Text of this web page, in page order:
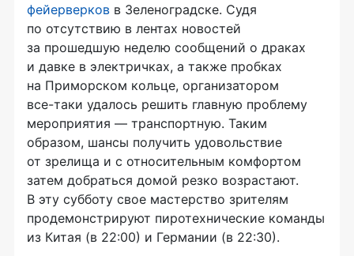
фейерверков в Зеленоградске. Судя
по отсутствию в лентах новостей
за прошедшую неделю сообщений о драках
и давке в электричках, а также пробках
на Приморском кольце, организатором
все-таки удалось решить главную проблему
мероприятия — транспортную. Таким
образом, шансы получить удовольствие
от зрелища и с относительным комфортом
затем добраться домой резко возрастают.
В эту субботу свое мастерство зрителям
продемонстрируют пиротехнические команды
из Китая (в 22:00) и Германии (в 22:30).